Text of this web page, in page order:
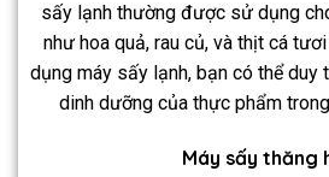
sấy lạnh thường được sử dụng
như hoa quả, rau củ, và thịt cá
dụng máy sấy lạnh, bạn có thể duy
dinh dưỡng của thực phẩm
Máy sấy thăng